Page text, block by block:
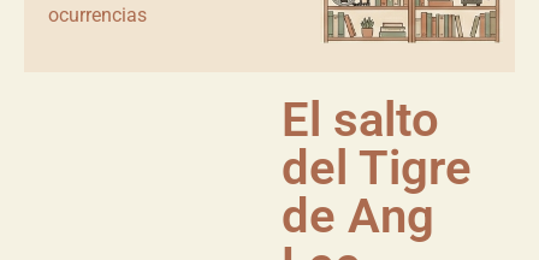
ocurrencias
El salto
del Tigre
de Ang